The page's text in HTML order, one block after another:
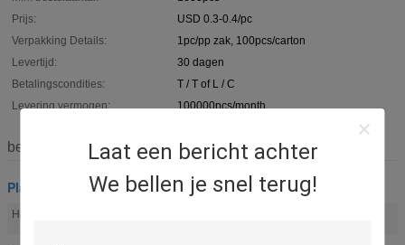
Laat een bericht achter
We bellen je snel terug!
Prijs:
USD 0.3-0.4/pc
Verpakking Details:
1pc/pp zak, 100pcs/carton
Levertijd:
30 dagen
Betalingscondities:
T / T of L / C
Levering vermogen:
100000pcs/month
beschrijving
Plastic Doodskisthandvatten
Hoog licht: